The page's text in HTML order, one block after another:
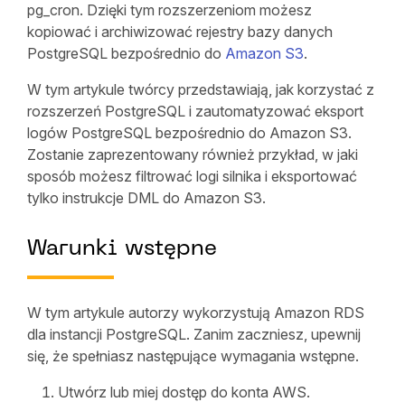
pg_cron. Dzięki tym rozszerzeniom możesz
kopiować i archiwizować rejestry bazy danych
PostgreSQL bezpośrednio do Amazon S3.
W tym artykule twórcy przedstawiają, jak korzystać z
rozszerzeń PostgreSQL i zautomatyzować eksport
logów PostgreSQL bezpośrednio do Amazon S3.
Zostanie zaprezentowany również przykład, w jaki
sposób możesz filtrować logi silnika i eksportować
tylko instrukcje DML do Amazon S3.
Warunki wstępne
W tym artykule autorzy wykorzystują Amazon RDS
dla instancji PostgreSQL. Zanim zaczniesz, upewnij
się, że spełniasz następujące wymagania wstępne.
Utwórz lub miej dostęp do konta AWS.